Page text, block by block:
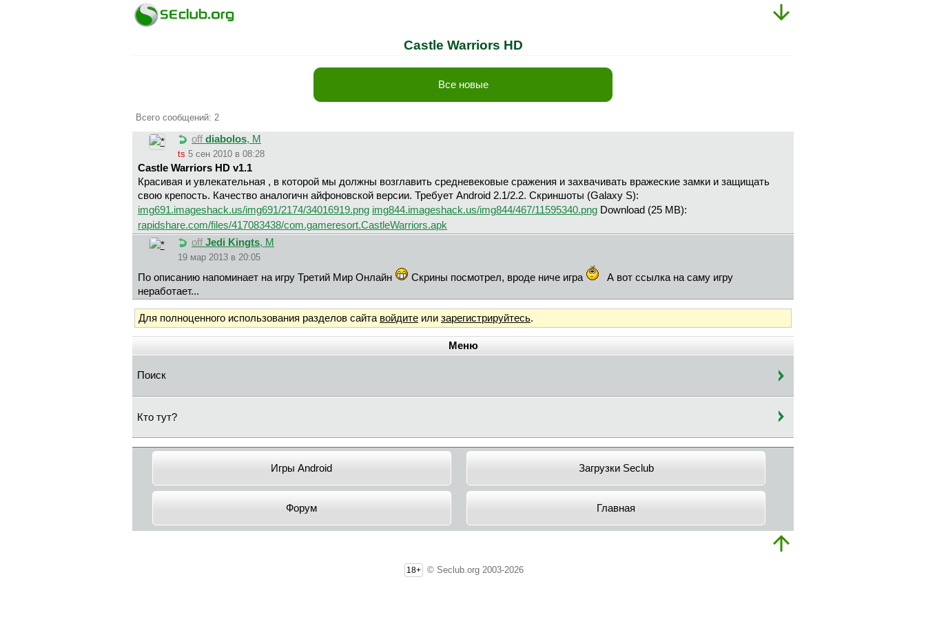
Castle Warriors HD
Все новые
Всего сообщений: 2
off diabolos, М
ts 5 сен 2010 в 08:28
Castle Warriors HD v1.1
Красивая и увлекательная , в которой мы должны возглавить средневековые сражения и захвачивать вражеские замки и защищать
свою крепость. Качество аналогичн айфоновской версии. Требует Android 2.1/2.2. Скриншоты (Galaxy S):
img691.imageshack.us/img691/2174/34016919.png img844.imageshack.us/img844/467/11595340.png Download (25 MB):
rapidshare.com/files/417083438/com.gameresort.CastleWarriors.apk
off Jedi Kingts, М
19 мар 2013 в 20:05
По описанию напоминает на игру Третий Мир Онлайн Скрины посмотрел, вроде ниче игра
А вот ссылка на саму игру
неработает...
Для полноценного использования разделов сайта войдите или зарегистрируйтесь.
Меню
Поиск
Кто тут?
Игры Android Загрузки Seclub
Форум Главная
18+ © Seclub.org 2003-2026